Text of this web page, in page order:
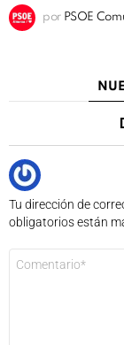
por PSOE
Tu dirección de
obligatorios están